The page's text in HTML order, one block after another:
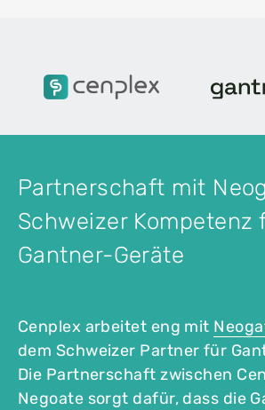
Partnerschaft mit
Schweizer Kompetenz
Gantner-Geräte
Cenplex arbeitet eng mit
dem Schweizer Partner für
Die Partnerschaft zwischen
Negoate sorgt dafür, dass die